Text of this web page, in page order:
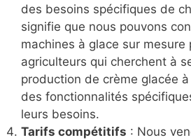
des besoins spécifiques de
signifie que nous pouvons
machines à glace sur mesure
agriculteurs qui cherchent à
production de crème glacée
des fonctionnalités
leurs besoins.
Tarifs compétitifs : Nous